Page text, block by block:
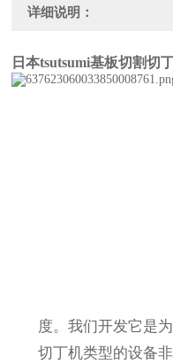
详细说明：
日本tsutsumi基板切割切
度。 我们开发它是
切丁机类型的设备